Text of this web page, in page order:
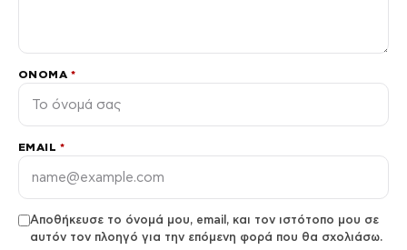
ΌΝΟΜΑ *
EMAIL *
Αποθήκευσε το όνομά μου, email, και τον ιστότοπο μου σε
αυτόν τον πλοηγό για την επόμενη φορά που θα σχολιάσω.